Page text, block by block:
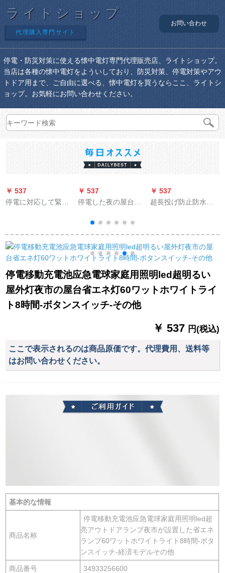
ライトショップ
代理購入専門サイト
お問い合わせ
停電・防災対策に使える懐中電灯専門代理販売店、ライトショップ。
当店は各種の懐中電灯をよういしており、防災対策、停電対策やアウ
トドア用まで、ご自由に選べる、懐中電灯を買うならここ、ライトシ
ョップ。お気軽にお問い合わせください。
￥ 537
停電に対応して緊急
す。LED省エネアウ
トドアで充電できる
電球新型充電ランプ
150ワットの航続時間
は5-20時間です。磁
石付きです。
￥ 537
停電した夜の屋台の
店しています。超明
るい外に移動して予
備の電気瓶を移動し
ます。
￥ 537
超長投げ防止防水強
車修理灯用緊急灯修
理灯黄色
停電移動充電池应急電球家庭用照明led超明るい
屋外灯夜市の屋台省エネ灯60ワットホワイトライ
ト8時間-ボタンスイッチ-その他
￥ 537 円(税込)
ここで表示されるのは商品原価です。代理費用、送料等
はお問い合わせください。
基本的な情報
商品名称
停電移動充電池应急電球家庭用照明led超
亮アウトドアランプ夜市が設置した省エネ
ランプ60ワットホワイトライト8時間-ボタ
ンスイッチ-経済モデルその他
商品番号 34933256600